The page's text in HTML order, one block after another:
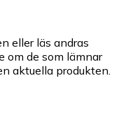
eller läs andras
om de som lämnar
aktuella produkten.